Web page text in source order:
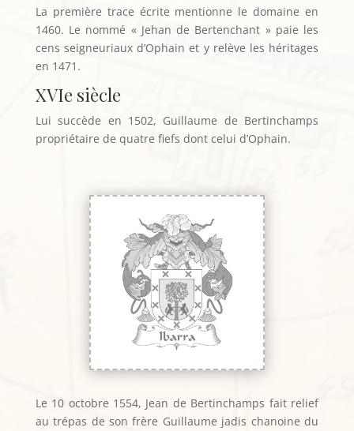
La première trace écrite mentionne le domaine en
1460. Le nommé « Jehan de Bertenchant » paie les
cens seigneuriaux d’Ophain et y relève les héritages
en 1471.
XVIe siècle
Lui succède en 1502, Guillaume de Bertinchamps
propriétaire de quatre fiefs dont celui d’Ophain.
Le 10 octobre 1554, Jean de Bertinchamps fait relief
au trépas de son frère Guillaume jadis chanoine du